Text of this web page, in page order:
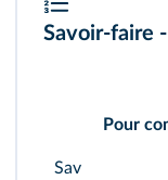
Savoir-faire
Pour
Sav